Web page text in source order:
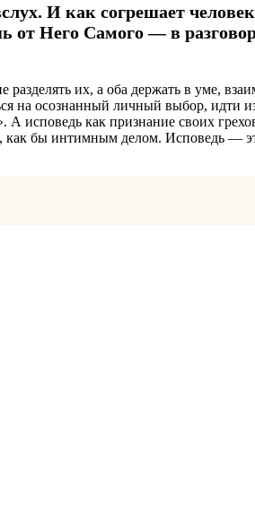
И как согрешает
от Него Самого — в
разделять их, а оба держать в уме,
на осознанный личный выбор, идти
А исповедь как признание своих
как бы интимным делом. Исповедь —